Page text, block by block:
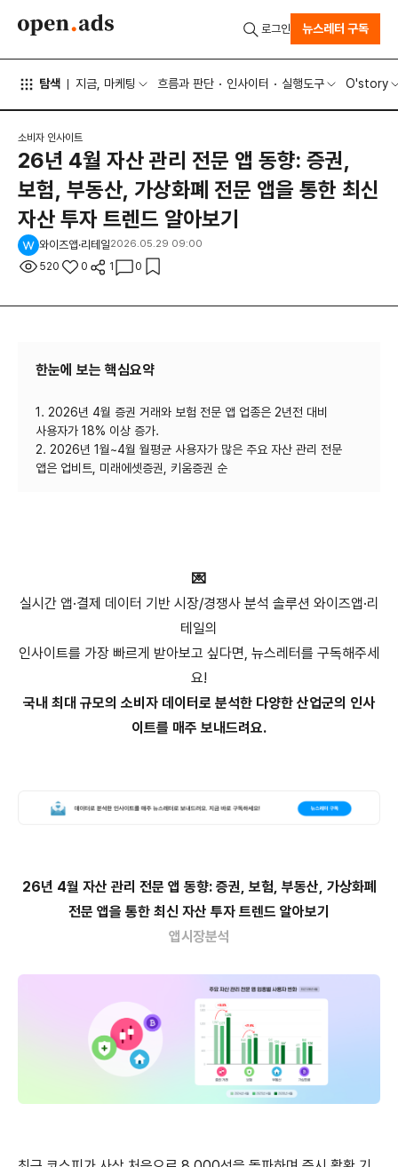
탐색 지금, 마케팅 흐름과 판단 인사이터 실행도구 O'story
로그인 뉴스레터 구독
소비자 인사이트
26년 4월 자산 관리 전문 앱 동향: 증권,
보험, 부동산, 가상화폐 전문 앱을 통한 최신
자산 투자 트렌드 알아보기
와이즈앱·리테일2026.05.29 09:00
520 0 1 0
한눈에 보는 핵심요약
1. 2026년 4월 증권 거래와 보험 전문 앱 업종은 2년전 대비
사용자가 18% 이상 증가.
2. 2026년 1월~4월 월평균 사용자가 많은 주요 자산 관리 전문
💌
실시간 앱·결제 데이터 기반 시장/경쟁사 분석 솔루션 와이즈앱·리
테일의
인사이트를 가장 빠르게 받아보고 싶다면, 뉴스레터를 구독해주세
요!
국내 최대 규모의 소비자 데이터로 분석한 다양한 산업군의 인사
이트를 매주 보내드려요.
26년 4월 자산 관리 전문 앱 동향: 증권, 보험, 부동산, 가상화폐
전문 앱을 통한 최신 자산 투자 트렌드 알아보기
앱시장분석